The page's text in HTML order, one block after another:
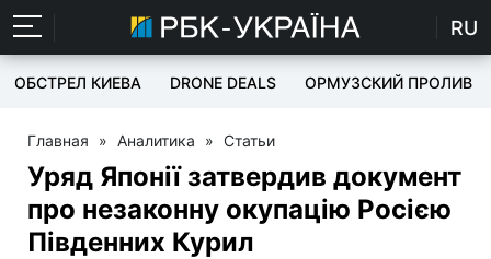
RU
ОБСТРЕЛ КИЕВА DRONE DEALS ОРМУЗСКИЙ ПРОЛИВ
Главная » Аналитика » Статьи
Уряд Японії затвердив документ
про незаконну окупацію Росією
Південних Курил